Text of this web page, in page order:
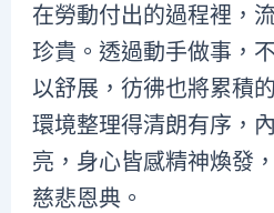
在勞動付出的過程裡，
珍貴。透過動手做事，
以舒展，彷彿也將累積
環境整理得清朗有序，
亮，身心皆感精神煥發
慈悲恩典。